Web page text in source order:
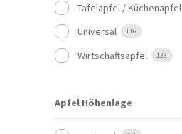
Tafelapfel / Küchenapfel
Universal 116
Wirtschaftsapfel 123
Apfel Höhenlage